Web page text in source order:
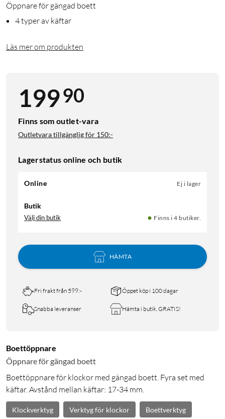
Öppnare för gängad boett
4 typer av käftar
Läs mer om produkten
19990
Finns som outlet-vara
Outletvara tillgänglig för 150:-
Lagerstatus online och butik
Online Ej i lager
Butik
Välj din butik Finns i 4 butiker.
HÄMTA
Fri frakt från 599:- Öppet köp i 100 dagar
Snabba leveranser Hämta i butik, GRATIS!
Boettöppnare
Öppnare för gängad boett
Boettöppnare för klockor med gängad boett. Fyra set med
käftar. Avstånd mellan käftar: 17-34 mm.
Klockverktyg Verktyg för klockor Boettverktyg